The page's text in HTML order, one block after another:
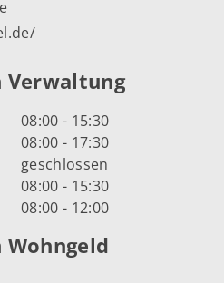
Verwaltung
08:00 - 15:30
08:00 - 17:30
geschlossen
08:00 - 15:30
08:00 - 12:00